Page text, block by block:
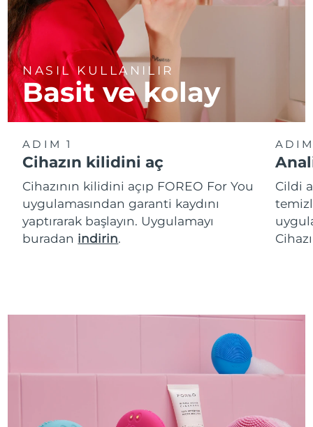
NASIL KULLANILIR
Basit ve kolay
ADIM 1
Cihazın kilidini aç
Cihazının kilidini açıp FOREO For You
uygulamasından garanti kaydını
yaptırarak başlayın. Uygulamayı
buradan indirin.
Cildi